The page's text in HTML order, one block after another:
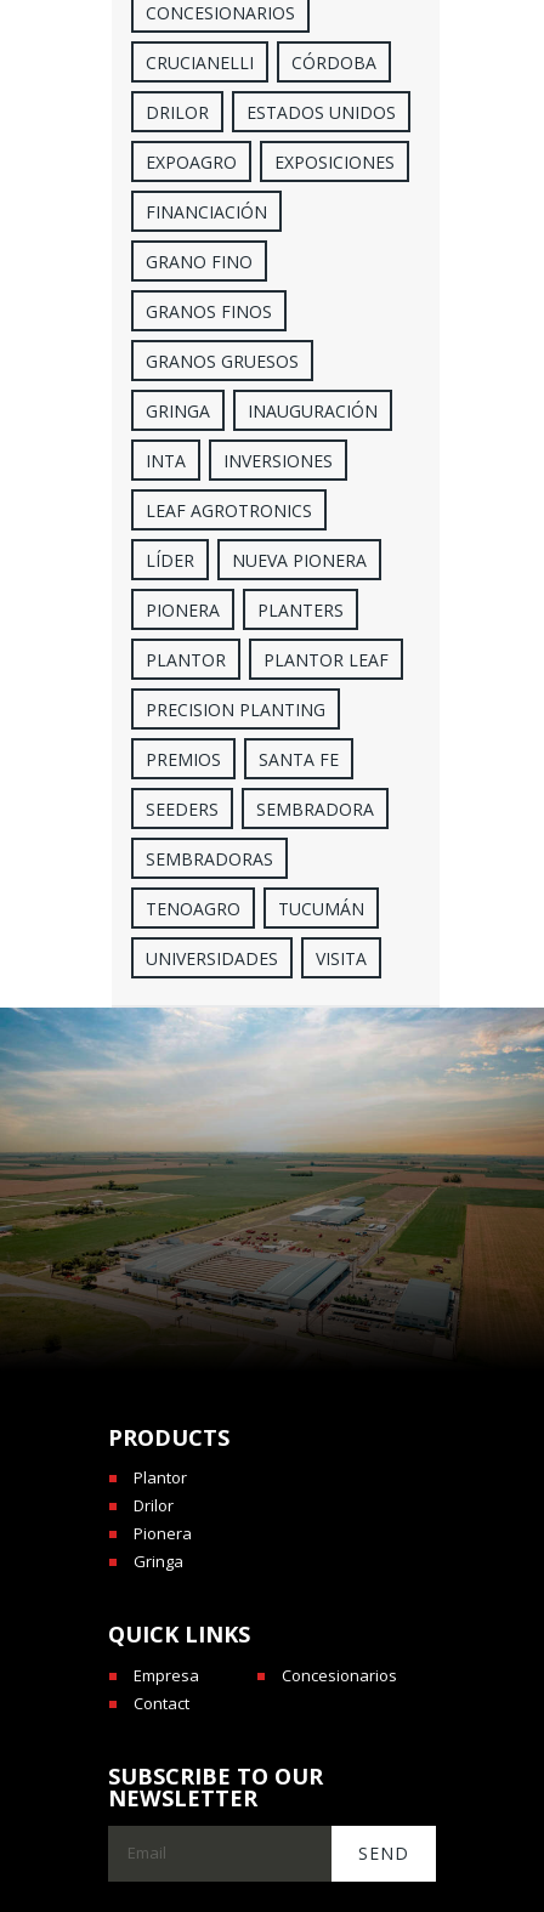
CONCESIONARIOS
CRUCIANELLI CÓRDOBA
DRILOR ESTADOS UNIDOS
EXPOAGRO EXPOSICIONES
FINANCIACIÓN
GRANO FINO
GRANOS FINOS
GRANOS GRUESOS
GRINGA INAUGURACIÓN
INTA INVERSIONES
LEAF AGROTRONICS
LÍDER NUEVA PIONERA
PIONERA PLANTERS
PLANTOR PLANTOR LEAF
PRECISION PLANTING
PREMIOS SANTA FE
SEEDERS SEMBRADORA
SEMBRADORAS
TENOAGRO TUCUMÁN
UNIVERSIDADES VISITA
PRODUCTS
Plantor
Drilor
Pionera
Gringa
QUICK LINKS
Empresa
Concesionarios
Contact
SUBSCRIBE TO OUR
NEWSLETTER